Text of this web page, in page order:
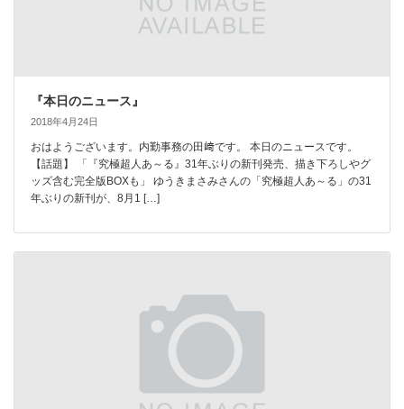
『本日のニュース』
2018年4月24日
おはようございます。内勤事務の田﨑です。 本日のニュースです。
【話題】 「『究極超人あ～る』31年ぶりの新刊発売、描き下ろしやグ
ッズ含む完全版BOXも」 ゆうきまさみさんの「究極超人あ～る」の31
年ぶりの新刊が、8月1 […]